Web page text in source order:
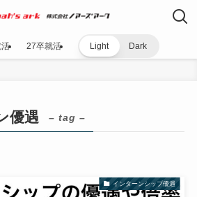
27卒就活 Light Dark
優遇 – tag –
インターンシップ優遇